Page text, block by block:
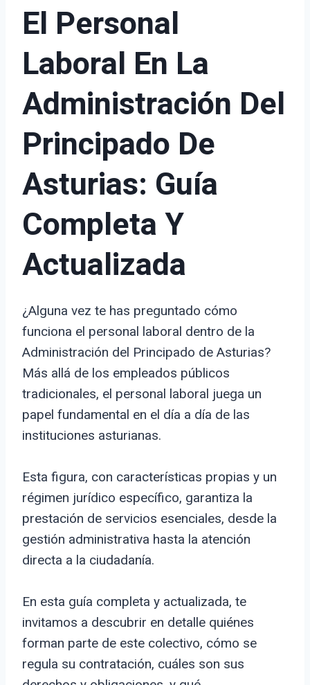
El Personal
Laboral En La
Administración Del
Principado De
Asturias: Guía
Completa Y
Actualizada
¿Alguna vez te has preguntado cómo
funciona el personal laboral dentro de la
Administración del Principado de Asturias?
Más allá de los empleados públicos
tradicionales, el personal laboral juega un
papel fundamental en el día a día de las
instituciones asturianas.
Esta figura, con características propias y un
régimen jurídico específico, garantiza la
prestación de servicios esenciales, desde la
gestión administrativa hasta la atención
directa a la ciudadanía.
En esta guía completa y actualizada, te
invitamos a descubrir en detalle quiénes
forman parte de este colectivo, cómo se
regula su contratación, cuáles son sus